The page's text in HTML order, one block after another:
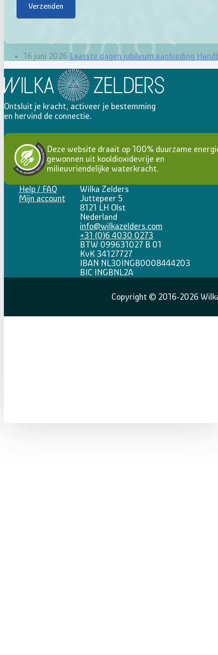
Verzenden
16 juni 2026 Laatste dagen jubileum aanbieding
Ontsluit je kracht, activeer je bestemming
en hervind de connectie.
Deze website draait op 100% duurzame
gewonnen uit kooldioxidevrije en
milieuvriendelijke waterkracht.
Help / FAQ
Mijn account
Wilka Zelders
Juttepeer 5
8121 LH Olst
Nederland
info@wilkazelders.com
+31 (0)6 4030 0273
BTW 099631027 B 01
KvK 34127727
IBAN NL30INGB0008444203
BIC INGBNL2A
Copyright © 2016-2026